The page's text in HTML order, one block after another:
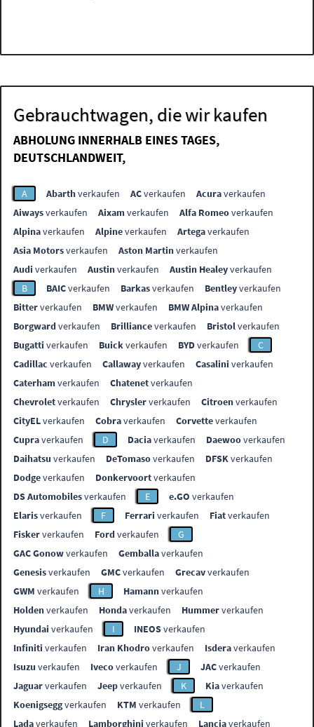
Gebrauchtwagen, die wir kaufen
ABHOLUNG INNERHALB EINES TAGES,
DEUTSCHLANDWEIT,
A Abarthverkaufen ACverkaufen Acuraverkaufen
Aiwaysverkaufen Aixamverkaufen Alfa Romeoverkaufen
Alpinaverkaufen Alpineverkaufen Artegaverkaufen
Asia Motorsverkaufen Aston Martinverkaufen
Audi verkaufen Austinverkaufen Austin Healeyverkaufen
B
BAICverkaufen Barkasverkaufen Bentleyverkaufen
Bitterverkaufen BMWverkaufen BMW Alpinaverkaufen
Borgwardverkaufen Brillianceverkaufen Bristolverkaufen
Bugatti verkaufen Buickverkaufen BYDverkaufen
C
Cadillac verkaufen Callawayverkaufen Casalini verkaufen
Caterhamverkaufen Chatenetverkaufen
Chevroletverkaufen Chryslerverkaufen Citroenverkaufen
CityELverkaufen Cobraverkaufen Corvetteverkaufen
Cupraverkaufen D Daciaverkaufen Daewooverkaufen
Daihatsu verkaufen DeTomasoverkaufen DFSKverkaufen
Dodgeverkaufen Donkervoortverkaufen
DS Automobilesverkaufen E e.GO verkaufen
Elarisverkaufen F Ferrari verkaufen Fiatverkaufen
Fiskerverkaufen Fordverkaufen
G
GAC Gonowverkaufen Gemballaverkaufen
Genesisverkaufen GMCverkaufen Grecavverkaufen
GWM verkaufen H Hamannverkaufen
Holdenverkaufen Hondaverkaufen Hummerverkaufen
Hyundai verkaufen I INEOSverkaufen
Infiniti verkaufen Iran Khodroverkaufen Isderaverkaufen
Isuzu verkaufen Ivecoverkaufen J JACverkaufen
Jaguarverkaufen Jeepverkaufen K Kiaverkaufen
Koenigseggverkaufen KTM verkaufen
L
Ladaverkaufen Lamborghini verkaufen Lanciaverkaufen